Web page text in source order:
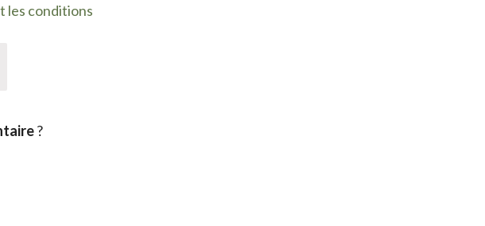
les conditions
?